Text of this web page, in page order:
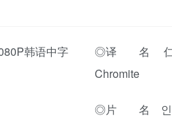
◎译 名 仁川
Chromite
◎片 名 인